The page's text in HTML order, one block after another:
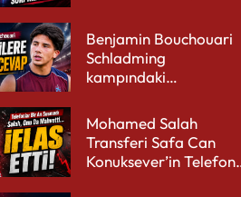
Benjamin Bouchouari
Schladming
kampındaki
Mohamed Salah
Transferi Safa Can
Konuksever’in Telefon